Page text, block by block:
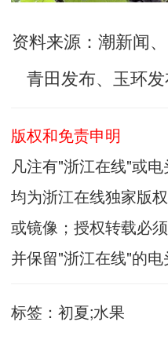
资料来源：潮新闻
青田发布、玉环
版权和免责申明
凡注有"浙江在线"或
均为浙江在线独家版
或镜像；授权转载必
并保留"浙江在线"的电
标签： 初夏;水果